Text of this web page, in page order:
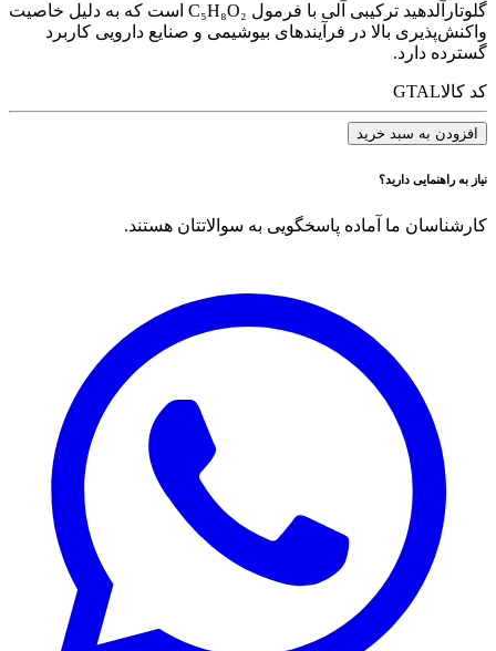
گلوتارآلدهید ترکیبی آلی با فرمول C₅H₈O₂ است که به دلیل خاصیت
واکنش‌پذیری بالا در فرآیندهای بیوشیمی و صنایع دارویی کاربرد
گسترده دارد.
کد کالاGTAL
افزودن به سبد خرید
نیاز به راهنمایی دارید؟
کارشناسان ما آماده پاسخگویی به سوالاتتان هستند.